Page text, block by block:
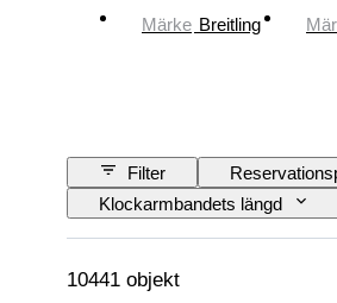
Märke Breitling
Filter
Klockarmbandets längd
Certifiering
Ämne
10441 objekt